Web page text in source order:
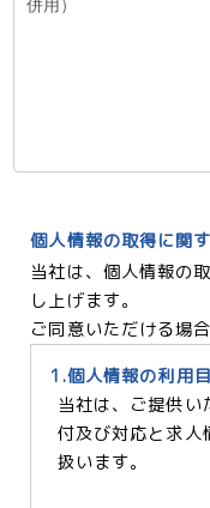
個人情報の取得に関
当社は、個人情報の
し上げます。
ご同意いただける場
1.個人情報の利用
当社は、ご提供
付及び対応と求人
扱います。